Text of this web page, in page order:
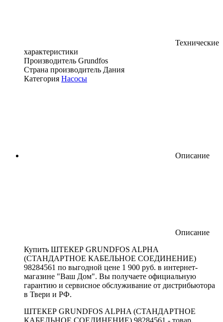
Технические
характеристики
Производитель Grundfos
Страна производитель Дания
Категория Насосы
Описание
Описание
Купить ШТЕКЕР GRUNDFOS ALPHA
(СТАНДАРТНОЕ КАБЕЛЬНОЕ СОЕДИНЕНИЕ)
98284561 по выгодной цене 1 900 руб. в интернет-
магазине "Ваш Дом". Вы получаете официальную
гарантию и сервисное обслуживание от дистрибьютора
в Твери и РФ.
ШТЕКЕР GRUNDFOS ALPHA (СТАНДАРТНОЕ
КАБЕЛЬНОЕ СОЕДИНЕНИЕ) 98284561 - товар,